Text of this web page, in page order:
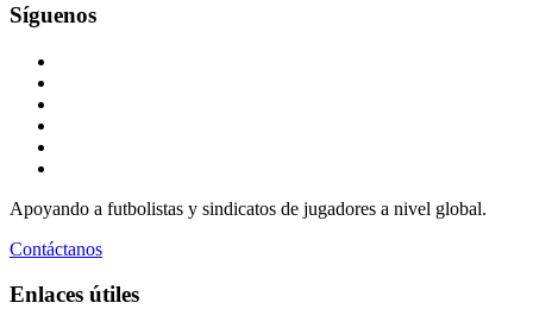
Síguenos
Apoyando a futbolistas y sindicatos de jugadores a nivel global.
Contáctanos
Enlaces útiles